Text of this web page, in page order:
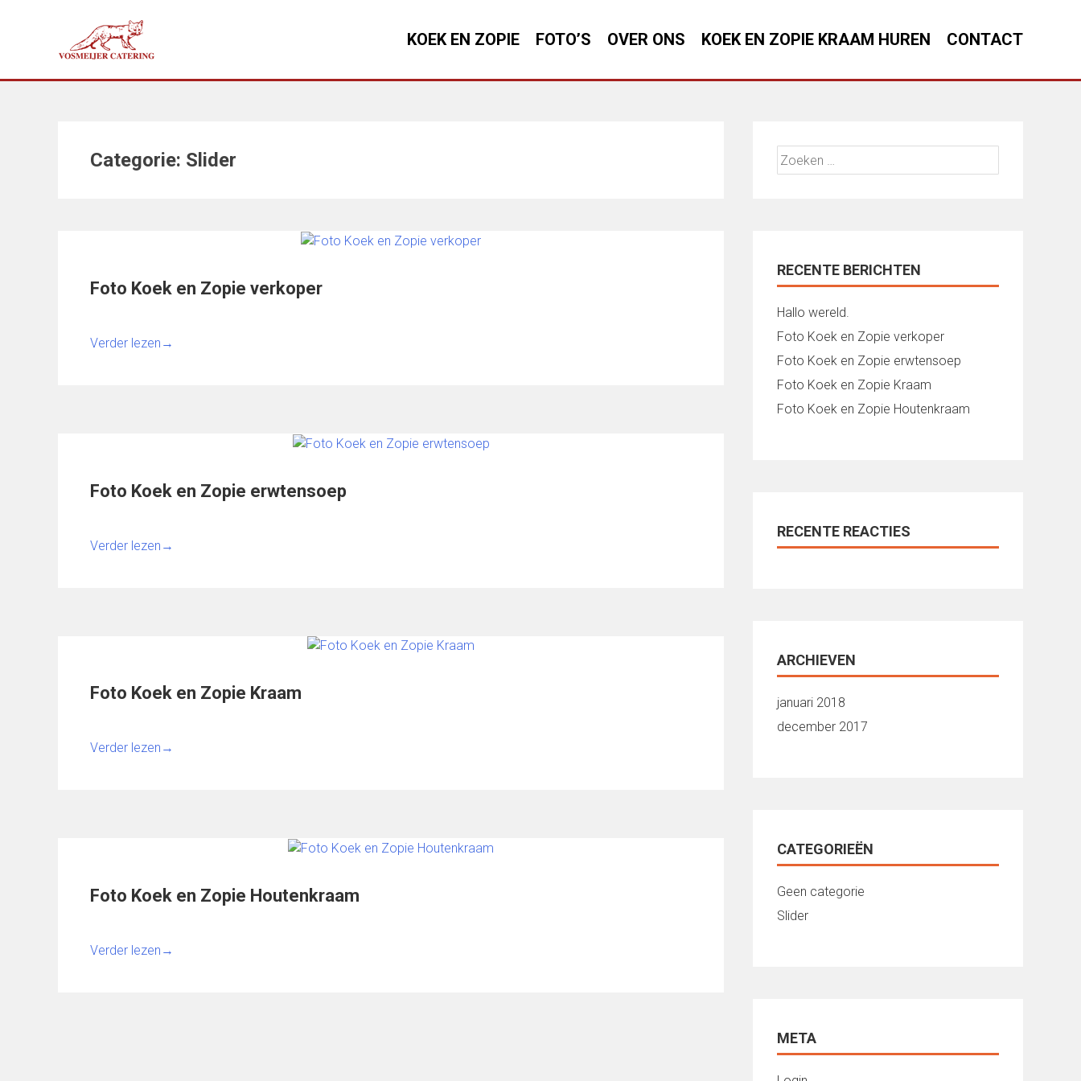
KOEK EN ZOPIE FOTO’S OVER ONS KOEK EN ZOPIE KRAAM HUREN CONTACT
Categorie: Slider
Foto Koek en Zopie verkoper
Verder lezen →
Foto Koek en Zopie erwtensoep
Verder lezen →
Foto Koek en Zopie Kraam
Verder lezen →
Foto Koek en Zopie Houtenkraam
Verder lezen →
Zoeken
naar:
RECENTE BERICHTEN
Hallo wereld.
Foto Koek en Zopie verkoper
Foto Koek en Zopie erwtensoep
Foto Koek en Zopie Kraam
Foto Koek en Zopie Houtenkraam
RECENTE REACTIES
ARCHIEVEN
januari 2018
december 2017
CATEGORIEËN
Geen categorie
Slider
META